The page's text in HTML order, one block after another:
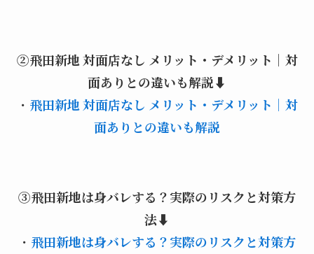
②飛田新地 対面店なし メリット・デメリット｜対
面ありとの違いも解説⬇️
・ 飛田新地 対面店なし メリット・デメリット｜対
面ありとの違いも解説
③飛田新地は身バレする？実際のリスクと対策方
法⬇️
・ 飛田新地は身バレする？実際のリスクと対策方